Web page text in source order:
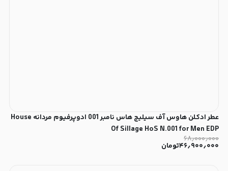
عطر ادکلن هاوس آف سیلیج هاس نامبر 001 ادوپرفیوم مردانه House
Of Sillage HoS N.001 for Men EDP
۶۸٫۰۰۰٫۰۰۰
۴۶٫۹۰۰٫۰۰۰تومان